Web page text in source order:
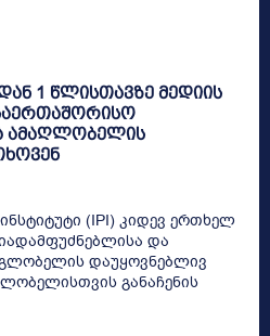
1 წლისთავზე მედიის
ამაღლობელის
(IPI) კიდევ ერთხელ
და
დაუყოვნებლივ
განაჩენის